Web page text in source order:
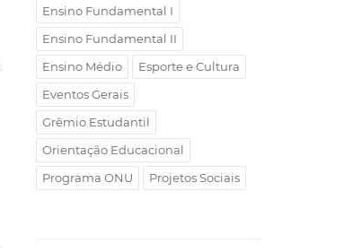
Ensino Fundamental I
Ensino Fundamental II
Ensino Médio
Esporte e Cultura
Eventos Gerais
Grêmio Estudantil
Orientação Educacional
Programa ONU
Projetos Sociais